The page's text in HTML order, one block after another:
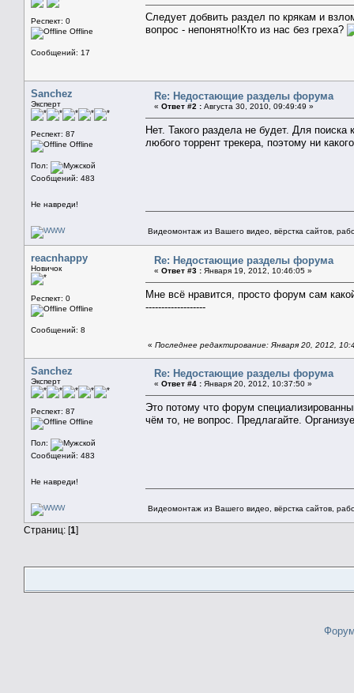
Респект: 0
Offline
Сообщений: 17
Следует добвить раздел по крякам и
вопрос - непонятно!Кто из нас без греха?
Sanchez
Эксперт
Респект: 87
Offline
Пол:
Сообщений: 483
Не навреди!
Re: Недостающие разделы форума
« Ответ #2 : Августа 30, 2010, 09:49:49 »
Нет. Такого раздела не будет. Для
любого торрент трекера, поэтому ни
Видеомонтаж из Вашего видео, вёрстка сайтов,
reacnhappy
Новичок
Респект: 0
Offline
Сообщений: 8
Re: Недостающие разделы форума
« Ответ #3 : Января 19, 2012, 10:46:05 »
Мне всё нравится, просто форум сам
-------------------
« Последнее редактирование: Января 20, 2012,
Sanchez
Эксперт
Респект: 87
Offline
Пол:
Сообщений: 483
Не навреди!
Re: Недостающие разделы форума
« Ответ #4 : Января 20, 2012, 10:37:50 »
Это потому что форум
чём то, не вопрос. Предлагайте.
Видеомонтаж из Вашего видео, вёрстка сайтов,
Страниц: [1]